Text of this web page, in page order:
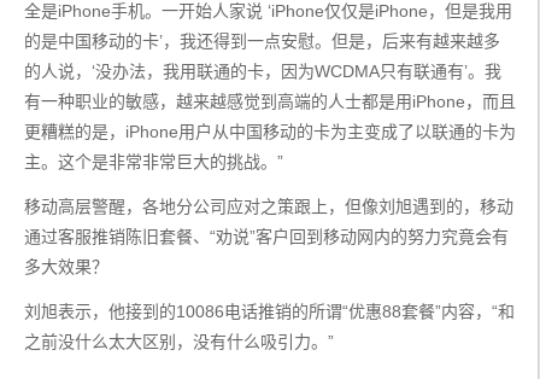
全是iPhone手机。一开始人家说 ‘iPhone仅仅是iPhone，但是我用
的是中国移动的卡’，我还得到一点安慰。但是，后来有越来越多
的人说，‘没办法，我用联通的卡，因为WCDMA只有联通有’。我
有一种职业的敏感，越来越感觉到高端的人士都是用iPhone，而且
更糟糕的是，iPhone用户从中国移动的卡为主变成了以联通的卡为
主。这个是非常非常巨大的挑战。”
移动高层警醒，各地分公司应对之策跟上，但像刘旭遇到的，移动
通过客服推销陈旧套餐、“劝说”客户回到移动网内的努力究竟会有
多大效果？
刘旭表示，他接到的10086电话推销的所谓“优惠88套餐”内容，“和
之前没什么太大区别，没有什么吸引力。”